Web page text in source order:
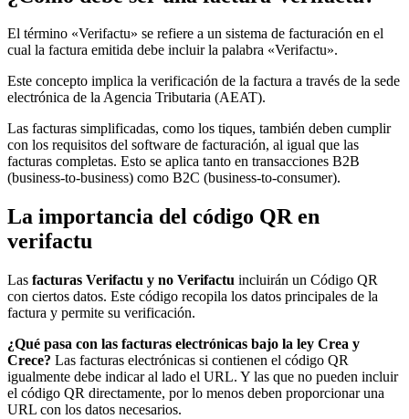
El término «Verifactu» se refiere a un sistema de facturación en el
cual la factura emitida debe incluir la palabra «Verifactu».
Este concepto implica la verificación de la factura a través de la sede
electrónica de la Agencia Tributaria (AEAT).
Las facturas simplificadas, como los tiques, también deben cumplir
con los requisitos del software de facturación, al igual que las
facturas completas. Esto se aplica tanto en transacciones B2B
(business-to-business) como B2C (business-to-consumer).
La importancia del código QR en
verifactu
Las facturas Verifactu y no Verifactu incluirán un Código QR
con ciertos datos. Este código recopila los datos principales de la
factura y permite su verificación.
¿Qué pasa con las facturas electrónicas bajo la ley Crea y
Crece? Las facturas electrónicas si contienen el código QR
igualmente debe indicar al lado el URL. Y las que no pueden incluir
el código QR directamente, por lo menos deben proporcionar una
URL con los datos necesarios.